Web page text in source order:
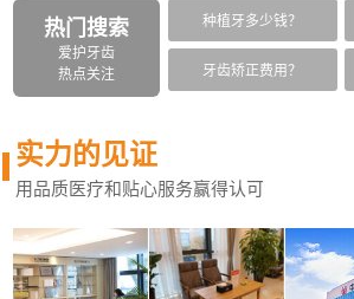
热门搜索
爱护牙齿
热点关注
种植牙多少钱？
牙齿矫正费用？
实力的见证
用品质医疗和贴心服务赢得认可